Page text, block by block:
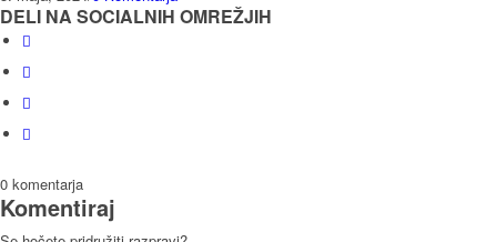
DELI NA SOCIALNIH OMREŽJIH
0 komentarja
Komentiraj